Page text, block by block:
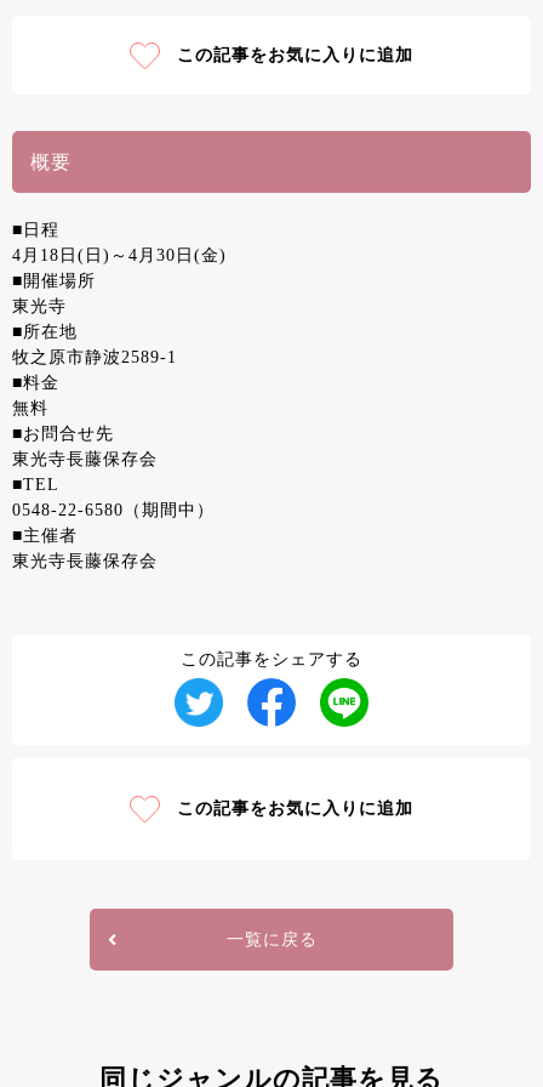
この記事をお気に入りに追加
概要
■日程
4月18日(日)～4月30日(金)
■開催場所
東光寺
■所在地
牧之原市静波2589-1
■料金
無料
■お問合せ先
東光寺長藤保存会
■TEL
0548-22-6580（期間中）
■主催者
東光寺長藤保存会
この記事をシェアする
この記事をお気に入りに追加
一覧に戻る
同じジャンルの記事を見る